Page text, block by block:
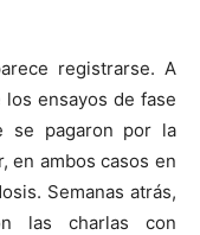
registrarse. A
ensayos de fase
se pagaron por la
en ambos casos en
Semanas atrás,
las charlas con